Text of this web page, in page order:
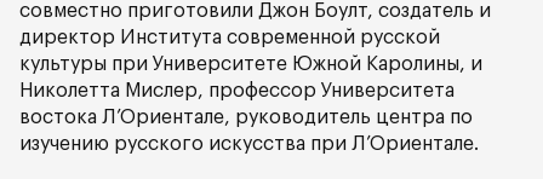
совместно приготовили Джон Боулт, создатель и
директор Института современной русской
культуры при Университете Южной Каролины, и
Николетта Мислер, профессор Университета
востока Л’Ориентале, руководитель центра по
изучению русского искусства при Л’Ориентале.